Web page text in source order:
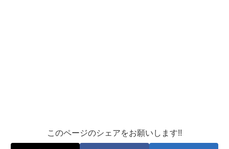
このページのシェアをお願いします!!